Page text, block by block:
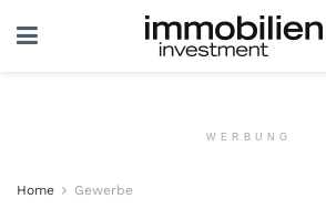
WERBUNG
Home Gewerbe